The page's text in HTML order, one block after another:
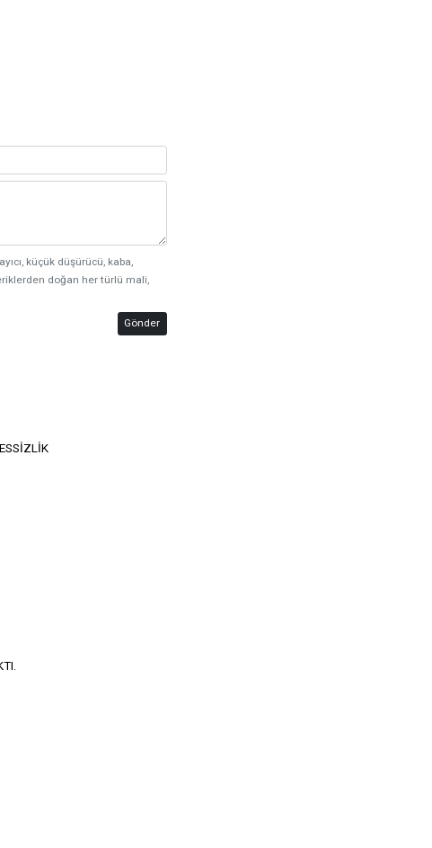
küçük düşürücü, kaba,
doğan her türlü mali,
Gönder